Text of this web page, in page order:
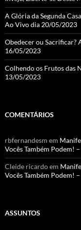
A Glória da Segunda
Ao Vivo dia 20/05/2023
Obedecer ou Sacrificar?
16/05/2023
Colhendo os Frutos das
13/05/2023
COMENTÁRIOS
rbfernandesm em
Vocês Também Podem!
Cleide ricardoem
Vocês Também Podem!
ASSUNTOS